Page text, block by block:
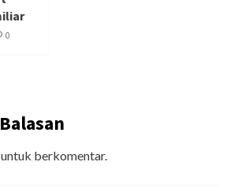
0
untuk berkomentar.